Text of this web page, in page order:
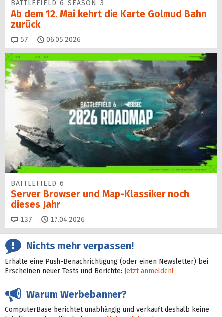
BATTLEFIELD 6 SEASON 3
Ab dem 12. Mai kehrt die Karte Golmud Bahn
zurück
57 Kommentare
06.05.2026
BATTLEFIELD 6
Server Browser und Map-Klassiker noch
dieses Jahr
137 Kommentare
17.04.2026
Nichts mehr verpassen!
Erhalte eine Push-Benachrichtigung (oder einen Newsletter) bei
Erscheinen neuer Tests und Berichte: Jetzt anmelden!
Warum Werbebanner?
ComputerBase berichtet unabhängig und verkauft deshalb keine